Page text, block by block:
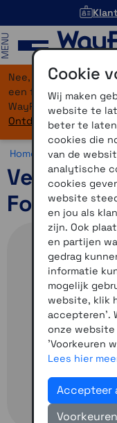
Nee, je bent niet
een flinke upgrade
WayPoint-service,
Ontdek hier wat er
Home >Horloges >
Cookie
Wij maken
website te
beter te
cookies die
van de
analytische
cookies
website
en jou als
zijn. Ook
en partijen
gedrag
informatie
mogelijk
website, klik
accepteren'.
onze website
'Voorkeuren
Lees hier
Accepteer